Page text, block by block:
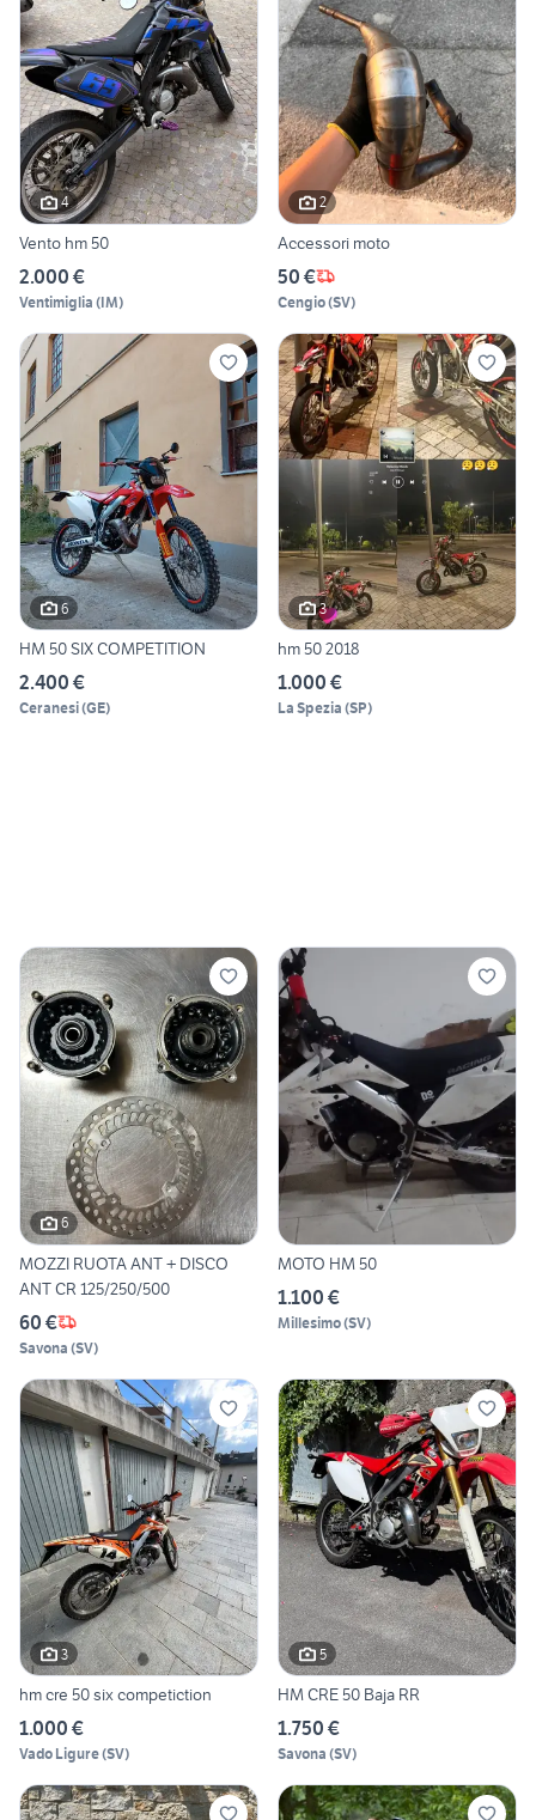
4
Vento hm 50
2.000 €
Ventimiglia (IM)
2
Accessori moto
50 €
Cengio(SV)
6
HM 50 SIX COMPETITION
2.400 €
Ceranesi(GE)
3
hm 50 2018
1.000 €
La Spezia (SP)
6
MOZZI RUOTA ANT + DISCO
ANT CR 125/250/500
60 €
Savona (SV)
MOTO HM 50
1.100 €
Millesimo(SV)
3
hm cre 50 six competiction
1.000 €
Vado Ligure(SV)
5
HM CRE 50 Baja RR
1.750 €
Savona (SV)